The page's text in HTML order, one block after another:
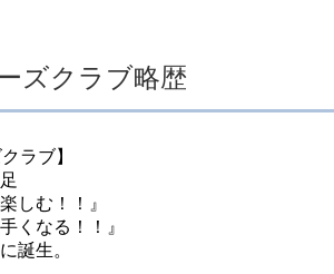
ズクラブ略歴
ラブ】
しむ！！』
くなる！！』
誕生。